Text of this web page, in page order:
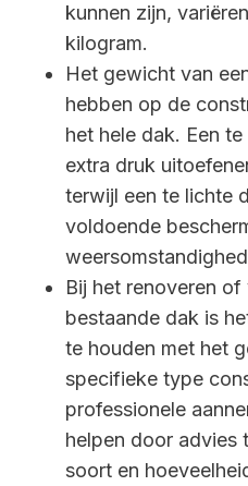
kunnen zijn,
kilogram.
Het gewicht van
hebben op de
het hele dak. Een
extra druk
terwijl een te lichte
voldoende
Bij het renoveren
bestaande dak is
te houden met het
specifieke type
professionele
helpen door advies
soort en